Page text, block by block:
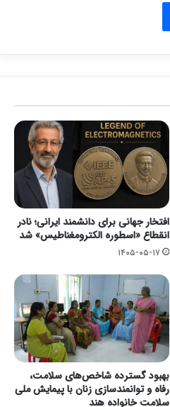
افتخار جهانی برای دانشمند ایرانی؛ نادر
انقطاع «اسطوره الکترومغناطیس» شد
۱۴۰۵-۰۵-۱۷
بهبود گسترده شاخص‌های سلامت،
رفاه و توانمندسازی زنان با پیمایش ملی
سلامت خانواده هند